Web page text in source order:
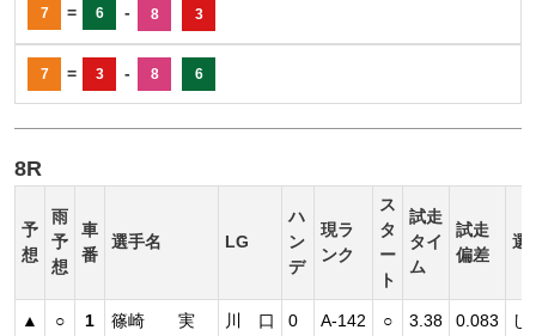
7 = 6 - 8 3
7 = 3 - 8 6
8R
予
想
雨
予
想
車
番
選手名 LG
ハ
ン
デ
現ラ
ンク
ス
タ
ー
ト
試走
タイ
ム
試走
偏差
選
▲ ○ 1 篠崎 実 川 口 0 A-142 ○ 3.38 0.083 し